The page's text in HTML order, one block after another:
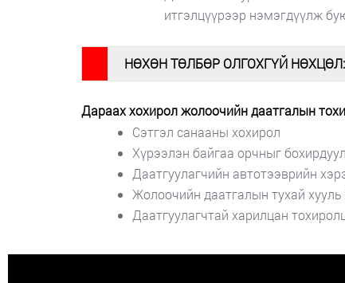
итгэлцүүрээр нэмэгдүүлж
НӨХӨН ТӨЛБӨР ОЛГОХГҮЙ НӨХЦӨЛ:
Дараах хохирол жолоочийн даатгалын
Сэтгэл санааны хохирол
Хүрээлэн байгаа орчныг
Даатгуулагчийн автотээврийн
Жолоочийн даатгалын тухай
Даатгуулагчтай харилцан